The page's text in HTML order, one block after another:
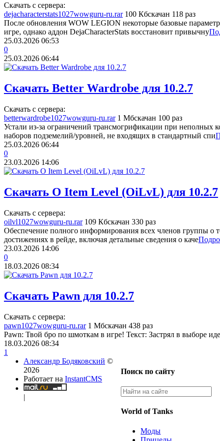
Скачать с сервера:
dejacharacterstats1027wowguru-ru.rar 100 Кбскачан 118 раз
После обновления WOW LEGION некоторые базовые
игре, однако аддон DejaCharacterStats восстановит привычну
25.03.2026 06:53
0
25.03.2026 06:44
Скачать Better Wardrobe для 10.2.7
Скачать с сервера:
betterwardrobe1027wowguru-ru.rar 1 Мбскачан 100 раз
Устали из-за ограничений трансмогрификации при неполных
наборов подземелий/уровней, не входящих в стандартный спи
25.03.2026 06:44
0
23.03.2026 14:06
Скачать O Item Level (OiLvL) для 10.2.7
Скачать с сервера:
oilvl1027wowguru-ru.rar 109 Кбскачан 330 раз
Обеспечение полного информирования всех членов группы о
достижениях в рейде, включая детальные сведения о каче
23.03.2026 14:06
0
18.03.2026 08:34
Скачать Pawn для 10.2.7
Скачать с сервера:
pawn1027wowguru-ru.rar 1 Мбскачан 438 раз
Pawn: Твой бро по шмоткам в игре! Текст: Застрял в выборе
18.03.2026 08:34
1
Поиск по сайту
World of Tanks
Моды
Александр Бодяковский ©
2026
Работает на InstantCMS
|